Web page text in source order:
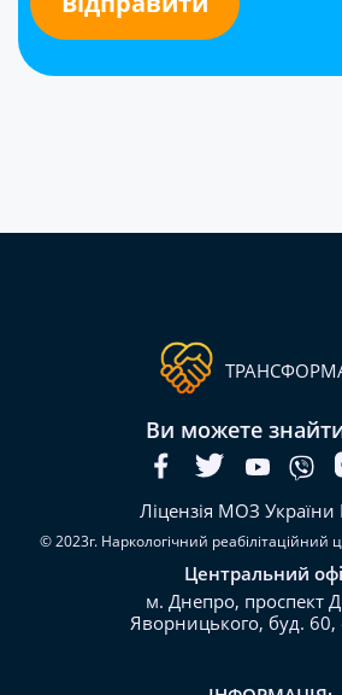
Ви можете
Ліцензія МОЗ
© 2023г. Наркологічний реабілітаційний
Центральний
м. Днепро, проспект
Яворницького, буд. 60,